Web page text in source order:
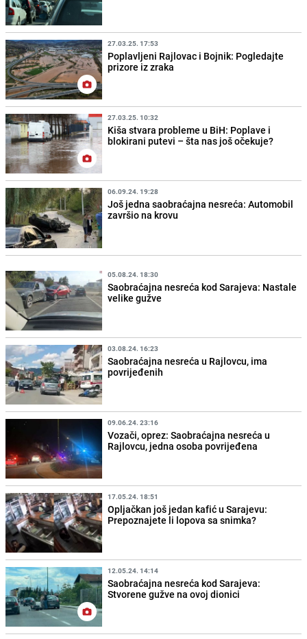
27.03.25. 17:53
Poplavljeni Rajlovac i Bojnik: Pogledajte
prizore iz zraka
27.03.25. 10:32
Kiša stvara probleme u BiH: Poplave i
blokirani putevi – šta nas još očekuje?
06.09.24. 19:28
Još jedna saobraćajna nesreća: Automobil
završio na krovu
05.08.24. 18:30
Saobraćajna nesreća kod Sarajeva: Nastale
velike gužve
03.08.24. 16:23
Saobraćajna nesreća u Rajlovcu, ima
povrijeđenih
09.06.24. 23:16
Vozači, oprez: Saobraćajna nesreća u
Rajlovcu, jedna osoba povrijeđena
17.05.24. 18:51
Opljačkan još jedan kafić u Sarajevu:
Prepoznajete li lopova sa snimka?
12.05.24. 14:14
Saobraćajna nesreća kod Sarajeva:
Stvorene gužve na ovoj dionici